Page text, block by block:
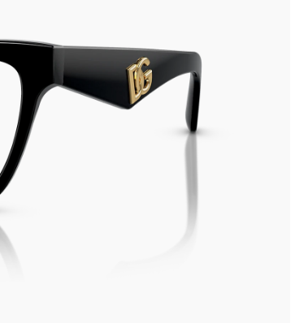
Compra la tua montatura, ritirala in negozio